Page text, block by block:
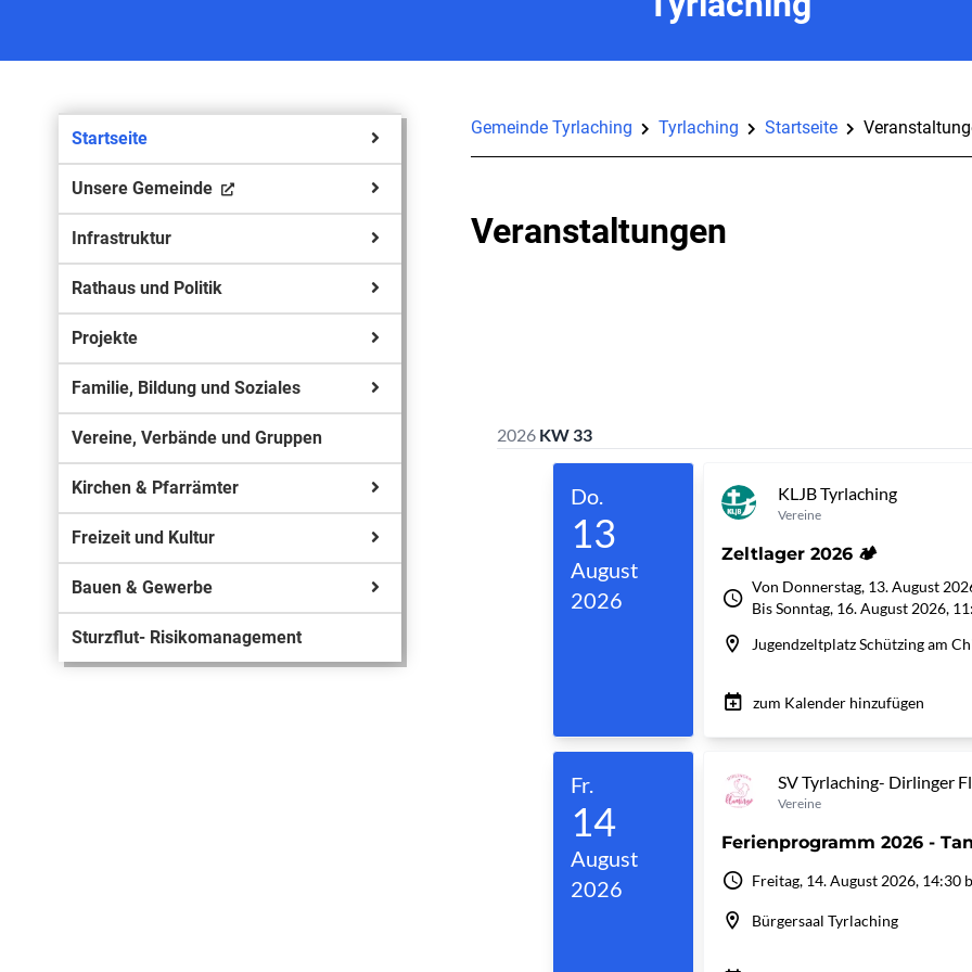
Startseite
Unsere Gemeinde
Infrastruktur
Rathaus und Politik
Projekte
Familie, Bildung und Soziales
Vereine, Verbände und Gruppen
Kirchen & Pfarrämter
Freizeit und Kultur
Bauen & Gewerbe
Sturzflut- Risikomanagement
Gemeinde Tyrlaching Tyrlaching Startseite
Veranstaltungen